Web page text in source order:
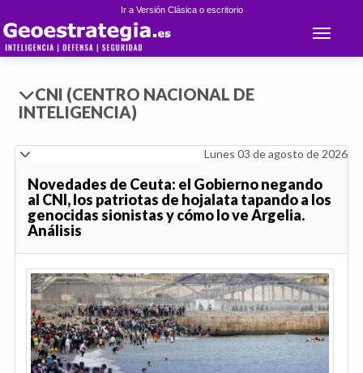
Ir a Versión Clásica o escritorio
Toggle
CNI (CENTRO NACIONAL DE
INTELIGENCIA)
Lunes 03 de agosto de 2026
Novedades de Ceuta: el Gobierno negando
al CNI, los patriotas de hojalata tapando a los
genocidas sionistas y cómo lo ve Argelia.
Análisis